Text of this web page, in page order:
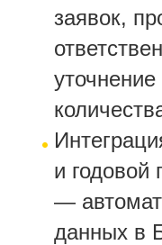
заявок,
уточнение
и годовой
—
данных в